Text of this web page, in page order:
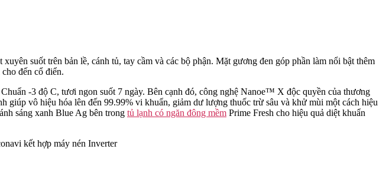
suốt trên bản lề, cánh tủ, tay cầm và các bộ phận. Mặt gương đen góp phần làm nổi bật thêm
đến cổ điển.
Chuẩn -3 độ C, tươi ngon suốt 7 ngày. Bên cạnh đó, công nghệ Nanoe™ X độc quyền của thương
vô hiệu hóa lên đến 99.99% vi khuẩn, giảm dư lượng thuốc trừ sâu và khử mùi một cách hiệu
sáng xanh Blue Ag bên trong tủ lạnh có ngăn đông mềm Prime Fresh cho hiệu quả diệt khuẩn
kết hợp máy nén Inverter